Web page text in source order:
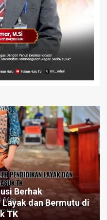
ARTIKEL
Pintar Saja Tidak
Butuh Pemimpin yang